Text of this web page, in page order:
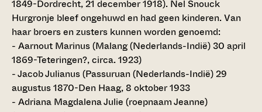
1849-Dordrecht, 21 december 1918). Nel Snouck
Hurgronje bleef ongehuwd en had geen kinderen. Van
haar broers en zusters kunnen worden genoemd:
- Aarnout Marinus (Malang (Nederlands-Indië) 30 april
1869-Teteringen?, circa. 1923)
- Jacob Julianus (Passuruan (Nederlands-Indië) 29
augustus 1870-Den Haag, 8 oktober 1933
- Adriana Magdalena Julie (roepnaam Jeanne)